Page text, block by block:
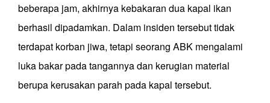
beberapa jam, akhirnya kebakaran dua kapal ikan
berhasil dipadamkan. Dalam insiden tersebut tidak
terdapat korban jiwa, tetapi seorang ABK mengalami
luka bakar pada tangannya dan kerugian material
berupa kerusakan parah pada kapal tersebut.